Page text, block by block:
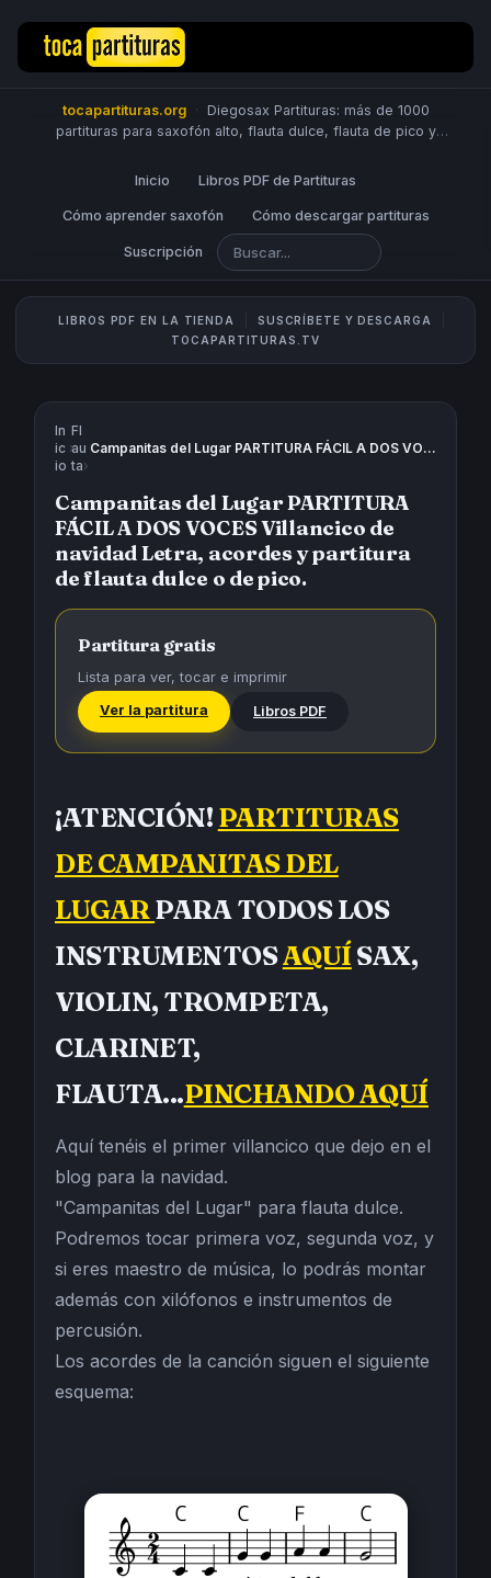
tocapartituras.org ·
Diegosax Partituras: más de 1000
partituras para saxofón alto, flauta dulce, flauta de pico y
chelo, fagot, bombardino, fliscorno, corno, trompa, barítono,
Scores. PUBLICA PARTITURAS
Inicio Libros PDF de Partituras
Cómo aprender saxofón Cómo descargar partituras
Suscripción
LIBROS PDF EN LA TIENDA
SUSCRÍBETE Y DESCARGA
TOCAPARTITURAS.TV
In
ic
io
›
Fl
au
ta›
Campanitas del Lugar PARTITURA FÁCIL A DOS VOCES Villancico de navidad Letra, acordes y partitura de flauta dulce o de pico.
Campanitas del Lugar PARTITURA
FÁCIL A DOS VOCES Villancico de
navidad Letra, acordes y partitura
de flauta dulce o de pico.
Partitura gratis
Lista para ver, tocar e imprimir
Ver la partitura
Libros PDF
¡ATENCIÓN! PARTITURAS
DE CAMPANITAS DEL
LUGARPARA TODOS LOS
INSTRUMENTOSAQUÍ SAX,
VIOLIN, TROMPETA,
CLARINET,
FLAUTA...PINCHANDO AQUÍ
Aquí tenéis el primer villancico que dejo en el
blog para la navidad.
"Campanitas del Lugar" para flauta dulce.
Podremos tocar primera voz, segunda voz, y
si eres maestro de música, lo podrás montar
además con xilófonos e instrumentos de
percusión.
Los acordes de la canción siguen el siguiente
esquema: